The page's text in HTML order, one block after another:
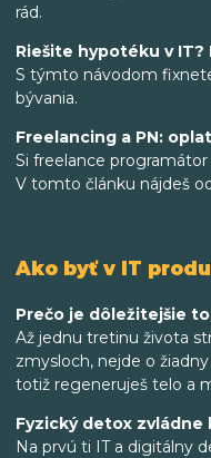
rád.
Riešite hypotéku v
S týmto návodom
bývania.
Freelancing a PN:
Si freelance
V tomto článku nájdeš
Ako byť v IT
Prečo je dôležitejšie
Až jednu tretinu života
zmysloch, nejde o
totiž regeneruješ telo a
Fyzický detox zvládne
Na prvú ti IT a digitálny